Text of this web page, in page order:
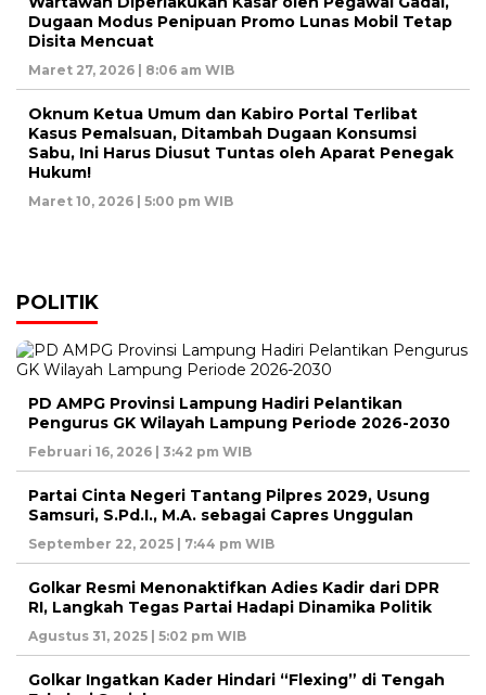
Dugaan Modus Penipuan Promo Lunas Mobil Tetap
Disita Mencuat
Maret 27, 2026 | 8:06 am WIB
Oknum Ketua Umum dan Kabiro Portal Terlibat
Kasus Pemalsuan, Ditambah Dugaan Konsumsi
Sabu, Ini Harus Diusut Tuntas oleh Aparat Penegak
Hukum!
Maret 10, 2026 | 5:00 pm WIB
POLITIK
PD AMPG Provinsi Lampung Hadiri Pelantikan
Pengurus GK Wilayah Lampung Periode 2026-2030
Februari 16, 2026 | 3:42 pm WIB
Partai Cinta Negeri Tantang Pilpres 2029, Usung
Samsuri, S.Pd.I., M.A. sebagai Capres Unggulan
September 22, 2025 | 7:44 pm WIB
Golkar Resmi Menonaktifkan Adies Kadir dari DPR
RI, Langkah Tegas Partai Hadapi Dinamika Politik
Agustus 31, 2025 | 5:02 pm WIB
Golkar Ingatkan Kader Hindari “Flexing” di Tengah